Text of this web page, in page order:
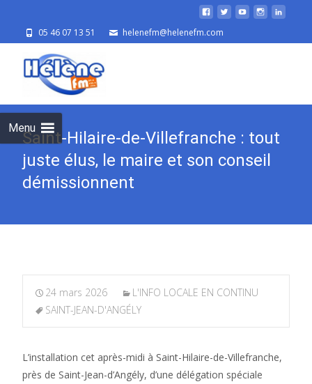
05 46 07 13 51 helenefm@helenefm.com
Menu
Saint-Hilaire-de-Villefranche : tout
juste élus, le maire et son conseil
démissionnent
24 mars 2026
L'INFO LOCALE EN CONTINU
SAINT-JEAN-D'ANGÉLY
L’installation cet après-midi à Saint-Hilaire-de-Villefranche,
près de Saint-Jean-d’Angély, d’une délégation spéciale